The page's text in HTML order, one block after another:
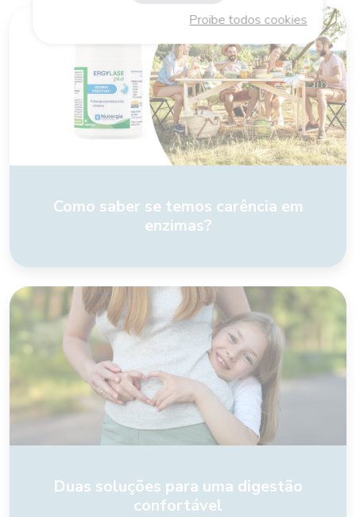
Como saber se temos carência em
enzimas?
Duas soluções para uma digestão
confortável
Proibe todos cookies